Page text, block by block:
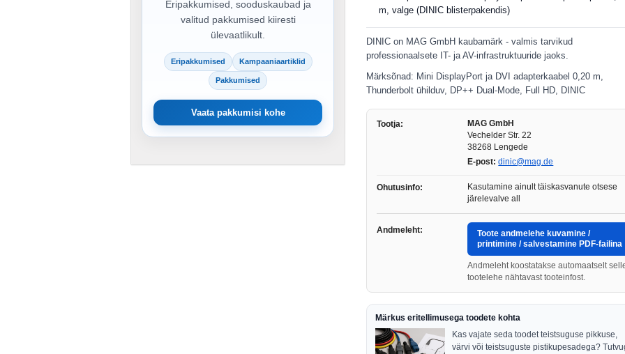
m, valge (DINIC blisterpakendis)
DINIC on MAG GmbH kaubamärk - valmis tarvikud
professionaalsete IT- ja AV-infrastruktuuride jaoks.
Märksõnad: Mini DisplayPort ja DVI adapterkaabel 0,20 m,
Thunderbolt ühilduv, DP++ Dual-Mode, Full HD, DINIC
Tootja:
MAG GmbH
Vechelder Str. 22
38268 Lengede
E-post: dinic@mag.de
Ohutusinfo:
Kasutamine ainult täiskasvanute otsese
järelevalve all
Andmeleht:
Toote andmelehe kuvamine /
printimine / salvestamine PDF-failina
Andmeleht koostatakse automaatselt
tootelehe nähtavast tooteinfost.
Märkus eritellimusega toodete kohta
Kas vajate seda toodet teistsuguse pikkuse,
värvi või teistsuguste pistikupesadega?
Eripakkumised, sooduskaubad ja
valitud pakkumised kiiresti
ülevaatlikult.
Eripakkumised Kampaaniaartiklid
Pakkumised
Vaata pakkumisi kohe